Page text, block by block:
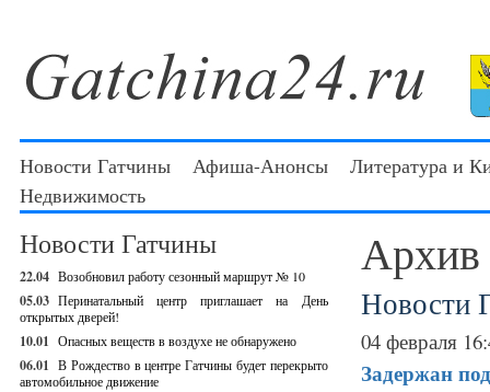
Новости Гатчины Афиша-Анонсы
Литература и
Недвижимость
Новости Гатчины
22.04 Возобновил работу сезонный маршрут № 10
05.03 Перинатальный центр приглашает на День
открытых дверей!
10.01 Опасных веществ в воздухе не обнаружено
06.01 В Рождество в центре Гатчины будет перекрыто
автомобильное движение
Архив
Новости
04 февраля
Задержан